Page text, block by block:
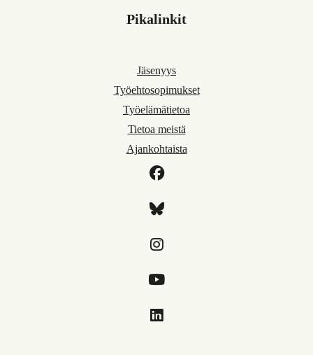
Pikalinkit
Jäsenyys
Työehtosopimukset
Työelämätietoa
Tietoa meistä
Ajankohtaista